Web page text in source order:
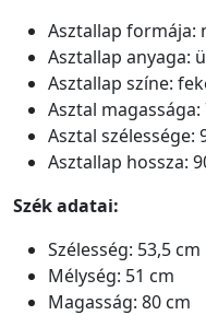
Asztallap formája:
Asztallap anyaga:
Asztallap színe:
Asztal magassága:
Asztal szélessége:
Asztallap hossza:
Szék adatai:
Szélesség: 53,5 cm
Mélység: 51 cm
Magasság: 80 cm